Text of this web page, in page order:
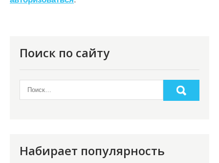
и
Поиск по сайту
Набирает популярность